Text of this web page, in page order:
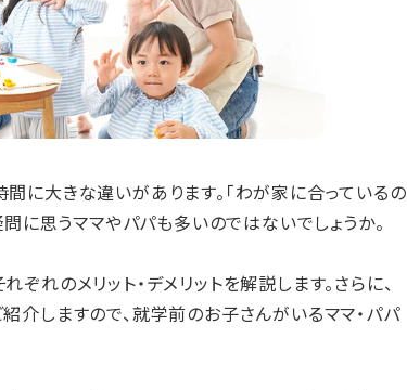
に大きな違いがあります。「わが家に合っているの
問に思うママやパパも多いのではないでしょうか。
れのメリット・デメリットを解説します。さらに、
介しますので、就学前のお子さんがいるママ・パパ